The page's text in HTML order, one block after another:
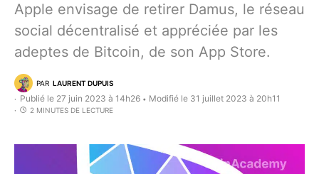
Apple envisage de retirer Damus, le réseau
social décentralisé et appréciée par les
adeptes de Bitcoin, de son App Store.
PAR LAURENT DUPUIS
Publié le 27 juin 2023 à 14h26 • Modifié le 31 juillet 2023 à 20h11
2 MINUTES DE LECTURE